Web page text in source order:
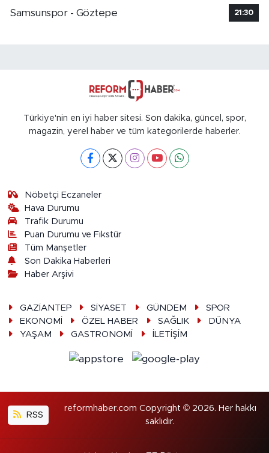
Samsunspor - Göztepe
21:30
Türkiye'nin en iyi haber sitesi. Son dakika, güncel, spor,
magazin, yerel haber ve tüm kategorilerde haberler.
Nöbetçi Eczaneler
Hava Durumu
Trafik Durumu
Puan Durumu ve Fikstür
Tüm Manşetler
Son Dakika Haberleri
Haber Arşivi
GAZİANTEP SİYASET GÜNDEM
SPOR
EKONOMİ
ÖZEL HABER SAĞLIK
DÜNYA
YAŞAM
GASTRONOMİ İLETİŞİM
RSS
reformhaber.com Copyright © 2026. Her hakkı
saklıdır.